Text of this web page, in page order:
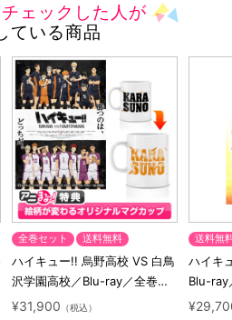
ェックした人が
ている商品
全巻セット 送料無料
ハイキュー!! 烏野高校 VS 白鳥
沢学園高校／Blu-ray／全巻セ
ット（初回生産限定・アニまる
¥31,900 （税込）
送料無
ハイキ
Blu-ray
ト（初